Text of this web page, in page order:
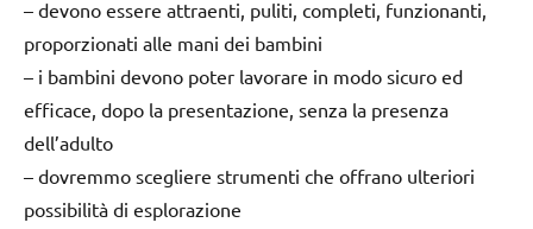
– devono essere attraenti, puliti, completi, funzionanti,
proporzionati alle mani dei bambini
– i bambini devono poter lavorare in modo sicuro ed
efficace, dopo la presentazione, senza la presenza
dell’adulto
– dovremmo scegliere strumenti che offrano ulteriori
possibilità di esplorazione